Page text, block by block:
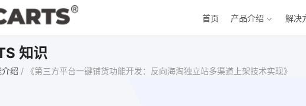
首页 产品介绍 解决
知识
绍 / 《第三方平台一键铺货功能开发：反向海淘独立站多渠道上架技术实现》